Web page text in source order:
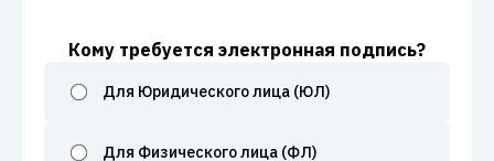
Кому требуется электронная подпись?
Для Юридического лица (ЮЛ)
Для Физического лица (ФЛ)